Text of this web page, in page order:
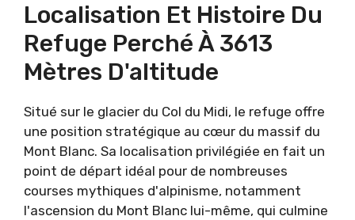
Localisation Et Histoire Du
Refuge Perché À 3613
Mètres D'altitude
Situé sur le glacier du Col du Midi, le refuge offre
une position stratégique au cœur du massif du
Mont Blanc. Sa localisation privilégiée en fait un
point de départ idéal pour de nombreuses
courses mythiques d'alpinisme, notamment
l'ascension du Mont Blanc lui-même, qui culmine